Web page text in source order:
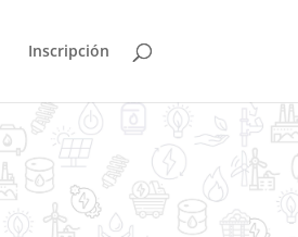
Inscripción